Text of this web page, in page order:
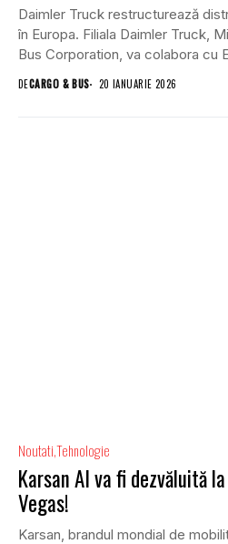
Daimler Truck restructurează
în Europa. Filiala Daimler Truck,
Bus Corporation, va colabora cu
DECARGO & BUS 20 IANUARIE 2026
NoutatiTehnologie
Karsan AI va fi dezvăluită
Vegas!
Karsan, brandul mondial de